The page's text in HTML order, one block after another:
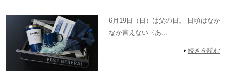
6月19日（日）は父の日。 日頃はなか
なか言えない〈あ...
続きを読む